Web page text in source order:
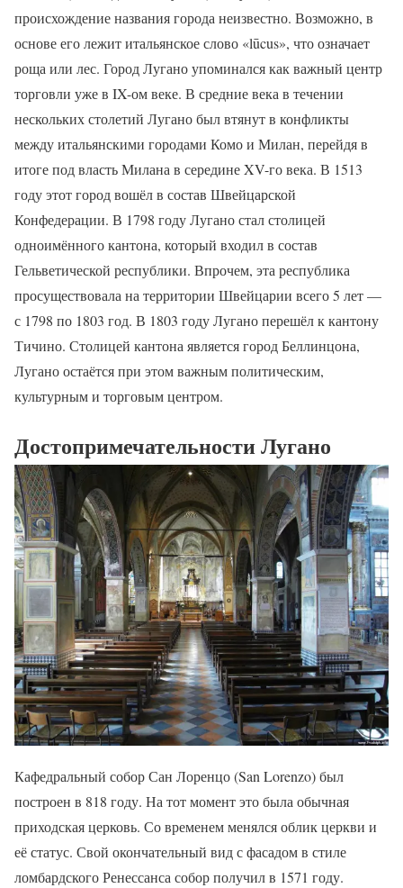
происхождение названия города неизвестно. Возможно, в
основе его лежит итальянское слово «lūcus», что означает
роща или лес. Город Лугано упоминался как важный центр
торговли уже в IX-ом веке. В средние века в течении
нескольких столетий Лугано был втянут в конфликты
между итальянскими городами Комо и Милан, перейдя в
итоге под власть Милана в середине XV-го века. В 1513
году этот город вошёл в состав Швейцарской
Конфедерации. В 1798 году Лугано стал столицей
одноимённого кантона, который входил в состав
Гельветической республики. Впрочем, эта республика
просуществовала на территории Швейцарии всего 5 лет —
с 1798 по 1803 год. В 1803 году Лугано перешёл к кантону
Тичино. Столицей кантона является город Беллинцона,
Лугано остаётся при этом важным политическим,
культурным и торговым центром.
Достопримечательности Лугано
Кафедральный собор Сан Лоренцо (San Lorenzo) был
построен в 818 году. На тот момент это была обычная
приходская церковь. Со временем менялся облик церкви и
её статус. Свой окончательный вид с фасадом в стиле
ломбардского Ренессанса собор получил в 1571 году.